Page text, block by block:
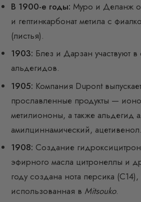
В 1900-е годы: Муро и Деланж
и гептинкарбонат метила с
(листья).
1903: Блез и Дарзан участвуют
альдегидов.
1905: Компания Dupont
прославленные продукты —
метилиононы, а также альдегид
амилциннамический, ацетивенол.
1908: Создание
эфирного масла цитронеллы и
году создана нота персика
использованная в Mitsouko.